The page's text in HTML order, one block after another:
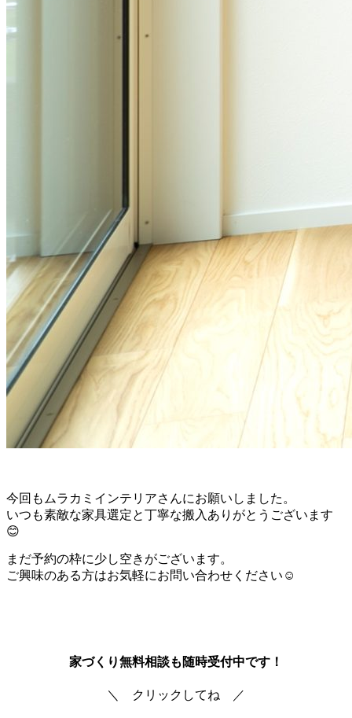
今回もムラカミインテリアさんにお願いしました。
いつも素敵な家具選定と丁寧な搬入ありがとうございます
😊
まだ予約の枠に少し空きがございます。
ご興味のある方はお気軽にお問い合わせください☺
家づくり無料相談も随時受付中です！
＼ クリックしてね ／